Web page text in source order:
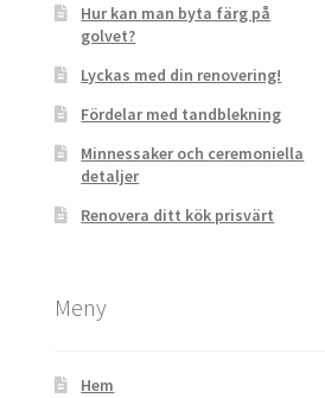
Hur kan man byta färg på
golvet?
Lyckas med din renovering!
Fördelar med tandblekning
Minnessaker och ceremoniella
detaljer
Renovera ditt kök prisvärt
Meny
Hem